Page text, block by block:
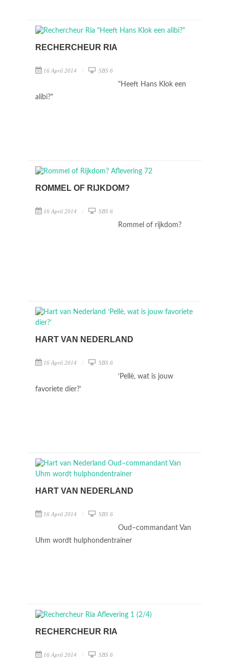
RECHERCHEUR RIA
16 April 2014 SBS 6
"Heeft Hans Klok een
alibi?"
ROMMEL OF RIJKDOM?
16 April 2014 SBS 6
Rommel of rijkdom?
HART VAN NEDERLAND
16 April 2014 SBS 6
‘Pellè, wat is jouw
favoriete dier?’
HART VAN NEDERLAND
16 April 2014 SBS 6
Oud–commandant Van
Uhm wordt hulphondentrainer
RECHERCHEUR RIA
16 April 2014 SBS 6